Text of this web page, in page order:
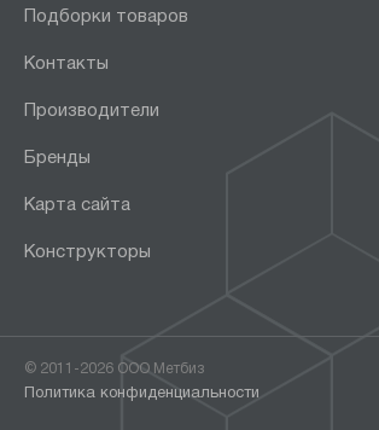
Подборки товаров
Контакты
Производители
Бренды
Карта сайта
Конструкторы
© 2011-2026 ООО Метбиз
Политика конфиденциальности